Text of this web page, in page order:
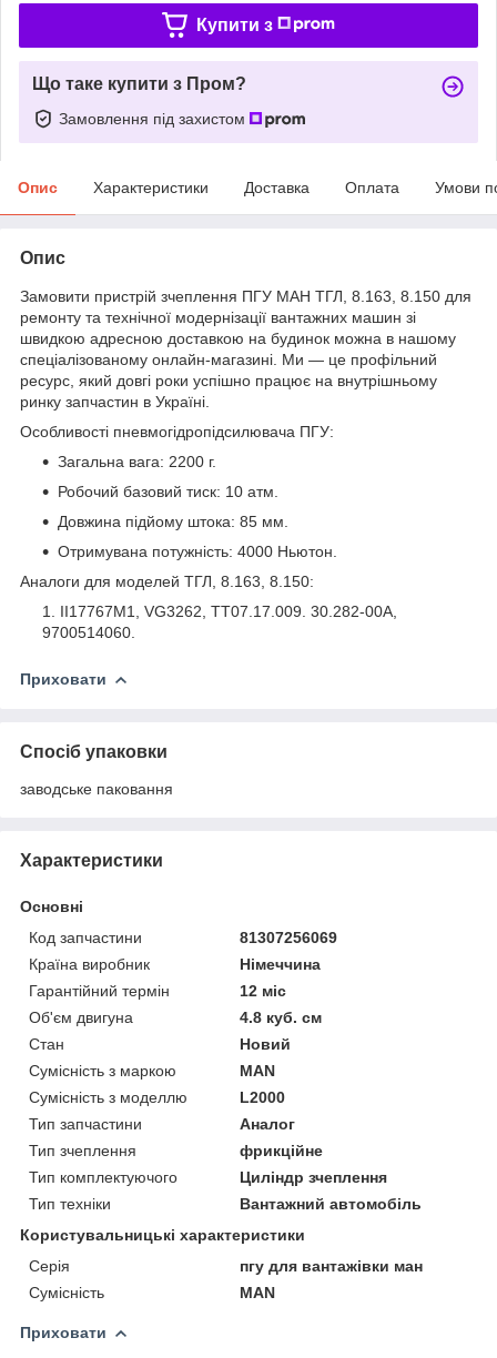
Купити з
Що таке купити з Пром?
Замовлення під захистом
Опис Характеристики Доставка Оплата Умови
Опис
Замовити пристрій зчеплення ПГУ МАН ТГЛ, 8.163, 8.150 для
ремонту та технічної модернізації вантажних машин зі
швидкою адресною доставкою на будинок можна в нашому
спеціалізованому онлайн-магазині. Ми — це профільний
ресурс, який довгі роки успішно працює на внутрішньому
ринку запчастин в Україні.
Особливості пневмогідропідсилювача ПГУ:
Загальна вага: 2200 г.
Робочий базовий тиск: 10 атм.
Довжина підйому штока: 85 мм.
Отримувана потужність: 4000 Ньютон.
Аналоги для моделей ТГЛ, 8.163, 8.150:
II17767M1, VG3262, TT07.17.009. 30.282-00A,
9700514060.
Приховати
Спосіб упаковки
заводське паковання
Характеристики
Основні
Код запчастини
81307256069
Країна виробник
Німеччина
Гарантійний термін
12 міс
Об'єм двигуна
4.8 куб. см
Стан
Новий
Сумісність з маркою
MAN
Сумісність з моделлю
L2000
Тип запчастини
Аналог
Тип зчеплення
фрикційне
Тип комплектуючого
Циліндр зчеплення
Тип техніки
Вантажний автомобіль
Користувальницькі характеристики
Серія
пгу для вантажівки ман
Сумісність
MAN
Приховати